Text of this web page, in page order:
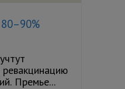
Премье...